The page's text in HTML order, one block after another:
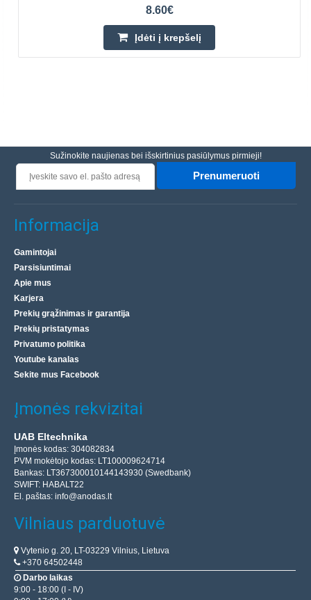
8.60€
Įdėti į krepšelį
Sužinokite naujienas bei išskirtinius pasiūlymus pirmieji!
Prenumeruoti
Informacija
Gamintojai
Parsisiuntimai
Apie mus
Karjera
Prekių grąžinimas ir garantija
Prekių pristatymas
Privatumo politika
Youtube kanalas
Sekite mus Facebook
Įmonės rekvizitai
UAB Eltechnika
Įmonės kodas: 304082834
PVM mokėtojo kodas: LT100009624714
Bankas: LT367300010144143930 (Swedbank)
SWIFT: HABALT22
El. paštas: info@anodas.lt
Vilniaus parduotuvė
Vytenio g. 20, LT-03229 Vilnius, Lietuva
+370 64502448
Darbo laikas
9:00 - 18:00 (I - IV)